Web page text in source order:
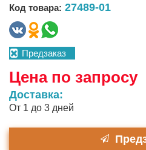
Код товара: 27489-01
Предзаказ
Цена по запросу
Доставка:
От 1 до 3 дней